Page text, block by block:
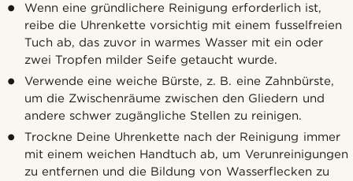
Wenn eine gründlichere Reinigung erforderlich ist,
reibe die Uhrenkette vorsichtig mit einem fusselfreien
Tuch ab, das zuvor in warmes Wasser mit ein oder
zwei Tropfen milder Seife getaucht wurde.
Verwende eine weiche Bürste, z. B. eine Zahnbürste,
um die Zwischenräume zwischen den Gliedern und
andere schwer zugängliche Stellen zu reinigen.
Trockne Deine Uhrenkette nach der Reinigung immer
mit einem weichen Handtuch ab, um Verunreinigungen
zu entfernen und die Bildung von Wasserflecken zu